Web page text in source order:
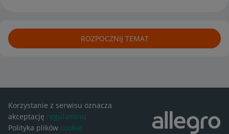
ROZPOCZNIJ TEMAT
Korzystanie z serwisu oznacza
akceptację regulaminu
Polityka plików cookie